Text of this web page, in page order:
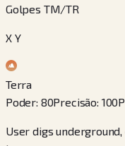
Golpes TM/TR
X Y
Terra
Poder: 80Precisão: 100
User digs